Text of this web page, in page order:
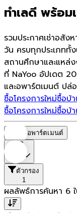
ทำเลดี พร้อม
รวมประกาศเช่าอสัง
วัน ครบทุกประเภททั้
สถานศึกษาและแหล่
ที่ NaYoo อัปเดต
และอพาร์ตเมนต์ ปล่
ซื้อโครงการใหม่ซื้อบ้
ซื้อโครงการใหม่ซื้อบ้
หอพัก/อพาร์ตเมนต์
ตัวกรอง
1
ผลลัพธ์การค้นหา 6